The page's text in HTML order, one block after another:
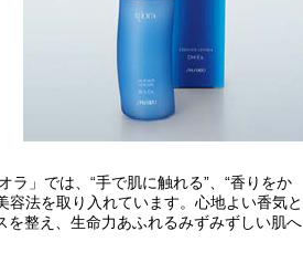
」では、“手で肌に触れる”、“香りをか
容法を取り入れています。心地よい香気と
整え、生命力あふれるみずみずしい肌へ